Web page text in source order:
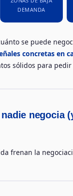
DEMANDA
se puede
concretas en
sólidos para
negocia
frenan la